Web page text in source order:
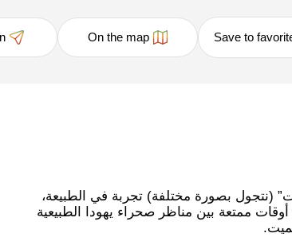
Save to
On the map
(نتجول بصورة مختلفة) تجربة في الطبيعة،
ممتعة بين مناظر صحراء يهودا الطبيعية